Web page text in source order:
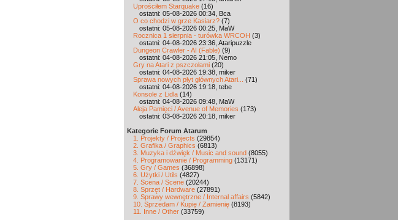
Uprościłem Starquake (16)
ostatni: 05-08-2026 00:34, Bca
O co chodzi w grze Kasiarz? (7)
ostatni: 05-08-2026 00:25, MaW
Rocznica 1 sierpnia - turówka WRCOH (3)
ostatni: 04-08-2026 23:36, Ataripuzzle
Dungeon Crawler - AI (Fable) (9)
ostatni: 04-08-2026 21:05, Nemo
Gry na Atari z pszczołami (20)
ostatni: 04-08-2026 19:38, miker
Sprawa nowych płyt głównych Atari...
(71)
ostatni: 04-08-2026 19:18, tebe
Konsole z Lidla (14)
ostatni: 04-08-2026 09:48, MaW
Aleja Pamięci / Avenue of Memories (173)
ostatni: 03-08-2026 20:18, miker
Kategorie Forum Atarum
1. Projekty / Projects (29854)
2. Grafika / Graphics (6813)
3. Muzyka i dźwięk / Music and sound (8055)
4. Programowanie / Programming (13171)
5. Gry / Games (36898)
6. Użytki / Utils (4827)
7. Scena / Scene (20244)
8. Sprzęt / Hardware (27891)
9. Sprawy wewnętrzne / Internal affairs (5842)
10. Sprzedam / Kupię / Zamienię (8193)
11. Inne / Other (33759)